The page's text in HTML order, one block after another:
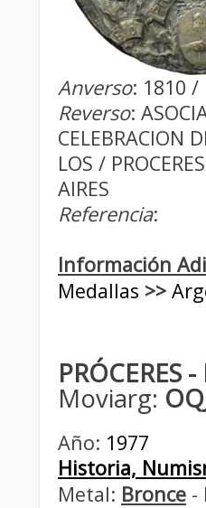
Anverso: 1810 /
Reverso:
CELEBRACION
LOS /
AIRES
Referencia:
Información
Medallas >>
PRÓCERES
Moviarg:
Año: 1977
Historia,
Metal: Bronce -